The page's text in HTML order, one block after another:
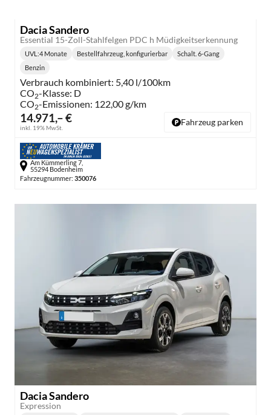
Dacia Sandero
Essential 15-Zoll-Stahlfelgen PDC h Müdigkeitserkennung
14.971,– €
inkl. 19% MwSt.
Lieferzeit:
UVL :4 Monate Bestellfahrzeug, konfigurierbar
Getriebe:
Schalt. 6-Gang
Kraftstoff:
Benzin
Verbrauch kombiniert: 5,40 l/100km
CO2-Klasse: D
CO2-Emissionen: 122,00 g/km
Fahrzeug parken
Am Kümmerling 7,
55294 Bodenheim
Fahrzeugnummer: 350076
Dacia Sandero
Expression